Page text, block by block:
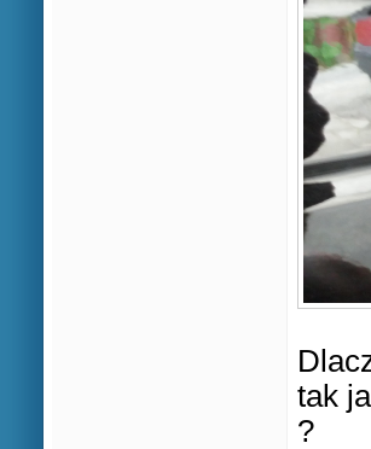
tak
?